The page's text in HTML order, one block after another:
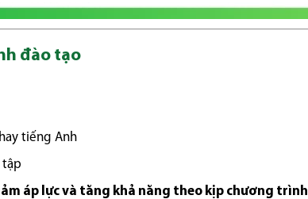
đào tạo
tiếng Anh
tập
áp lực và tăng khả năng theo kịp chương trình